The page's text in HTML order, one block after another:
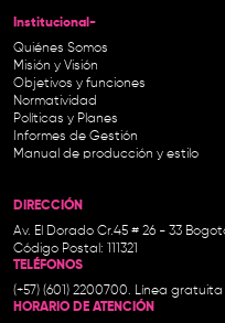
Institucional-
Quiénes Somos
Misión y Visión
Objetivos y funciones
Normatividad
Políticas y Planes
Informes de Gestión
Manual de producción y estilo
DIRECCIÓN
Av. El Dorado Cr.45 # 26 - 33
Código Postal: 111321
TELÉFONOS
(+57) (601) 2200700. Línea
HORARIO DE ATENCIÓN